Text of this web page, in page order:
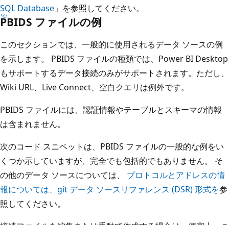
SQL Database 」を参照してください。
PBIDS ファイルの例
このセクションでは、一般的に使用されるデータ ソースの例
を示します。 PBIDS ファイルの種類では、Power BI Desktop
もサポートするデータ接続のみがサポートされます。ただし、
Wiki URL、Live Connect、空白クエリは例外です。
PBIDS ファイルには、認証情報やテーブルとスキーマの情報
は含まれません。
次のコード スニペットは、PBIDS ファイルの一般的な例をい
くつか示していますが、完全でも包括的でもありません。 そ
の他のデータ ソースについては、 プロトコルとアドレスの情
報については、git データ ソースリファレンス (DSR) 形式を参
照してください。